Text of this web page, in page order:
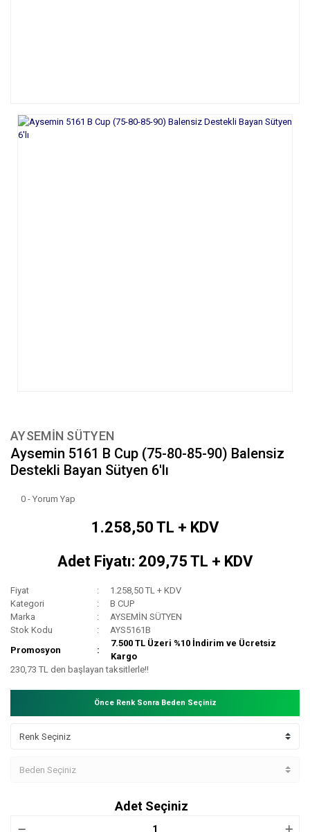
AYSEMİN SÜTYEN
Aysemin 5161 B Cup (75-80-85-90) Balensiz
Destekli Bayan Sütyen 6'lı
0 - Yorum Yap
1.258,50 TL + KDV
Adet Fiyatı: 209,75 TL + KDV
Fiyat
1.258,50 TL + KDV
Kategori
B CUP
Marka
AYSEMİN SÜTYEN
Stok Kodu
AYS5161B
Promosyon
7.500 TL Üzeri %10 İndirim ve Ücretsiz
Kargo
230,73 TL den başlayan taksitlerle!!
Önce Renk Sonra Beden Seçiniz
Adet Seçiniz